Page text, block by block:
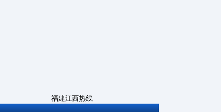
福建江西热线